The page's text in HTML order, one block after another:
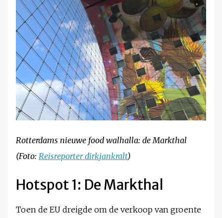
Rotterdams nieuwe food walhalla: de Markthal
(Foto: Reisreporter dirkjankralt)
Hotspot 1: De Markthal
Toen de EU dreigde om de verkoop van groente